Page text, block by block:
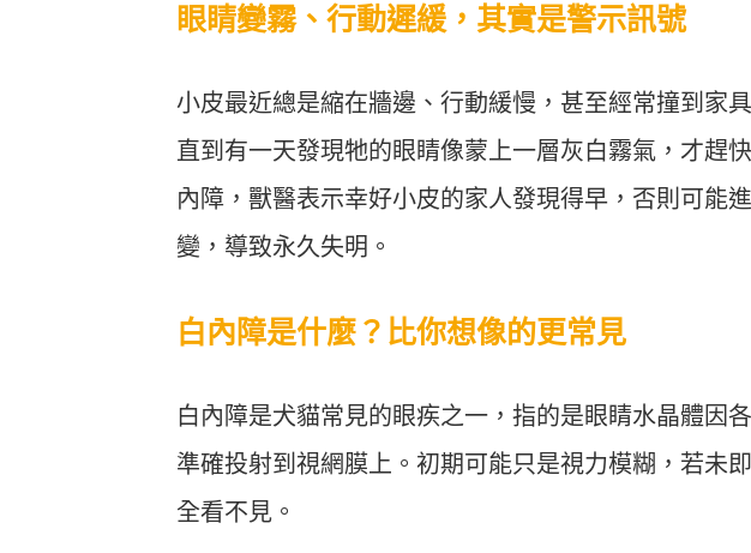
眼睛變霧、行動遲緩，其實是警示訊號
小皮最近總是縮在牆邊、行動緩慢，甚至經常撞到家
直到有一天發現牠的眼睛像蒙上一層灰白霧氣，才趕
內障，獸醫表示幸好小皮的家人發現得早，否則可能
變，導致永久失明。
白內障是什麼？比你想像的更常見
白內障是犬貓常見的眼疾之一，指的是眼睛水晶體因
準確投射到視網膜上。初期可能只是視力模糊，若未
全看不見。